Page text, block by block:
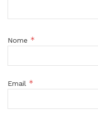
Nome *
Email *